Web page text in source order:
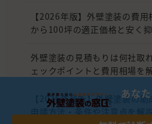
【2026年版】外壁塗装の費
から100坪の適正価格と安く
外壁塗装の見積もりは何社取
ェックポイントと費用相場を
【2026年最新】外壁塗装の助
申請方法・条件や注意点を解説
あな